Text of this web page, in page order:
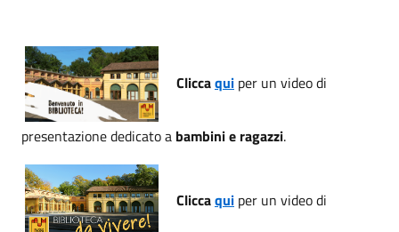
Cliccaqui per un video di
presentazione dedicato a bambini e ragazzi.
Cliccaqui per un video di